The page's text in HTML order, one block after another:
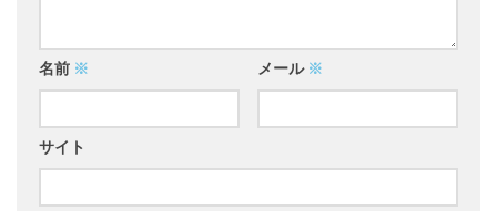
名前 ※ メール ※
サイト